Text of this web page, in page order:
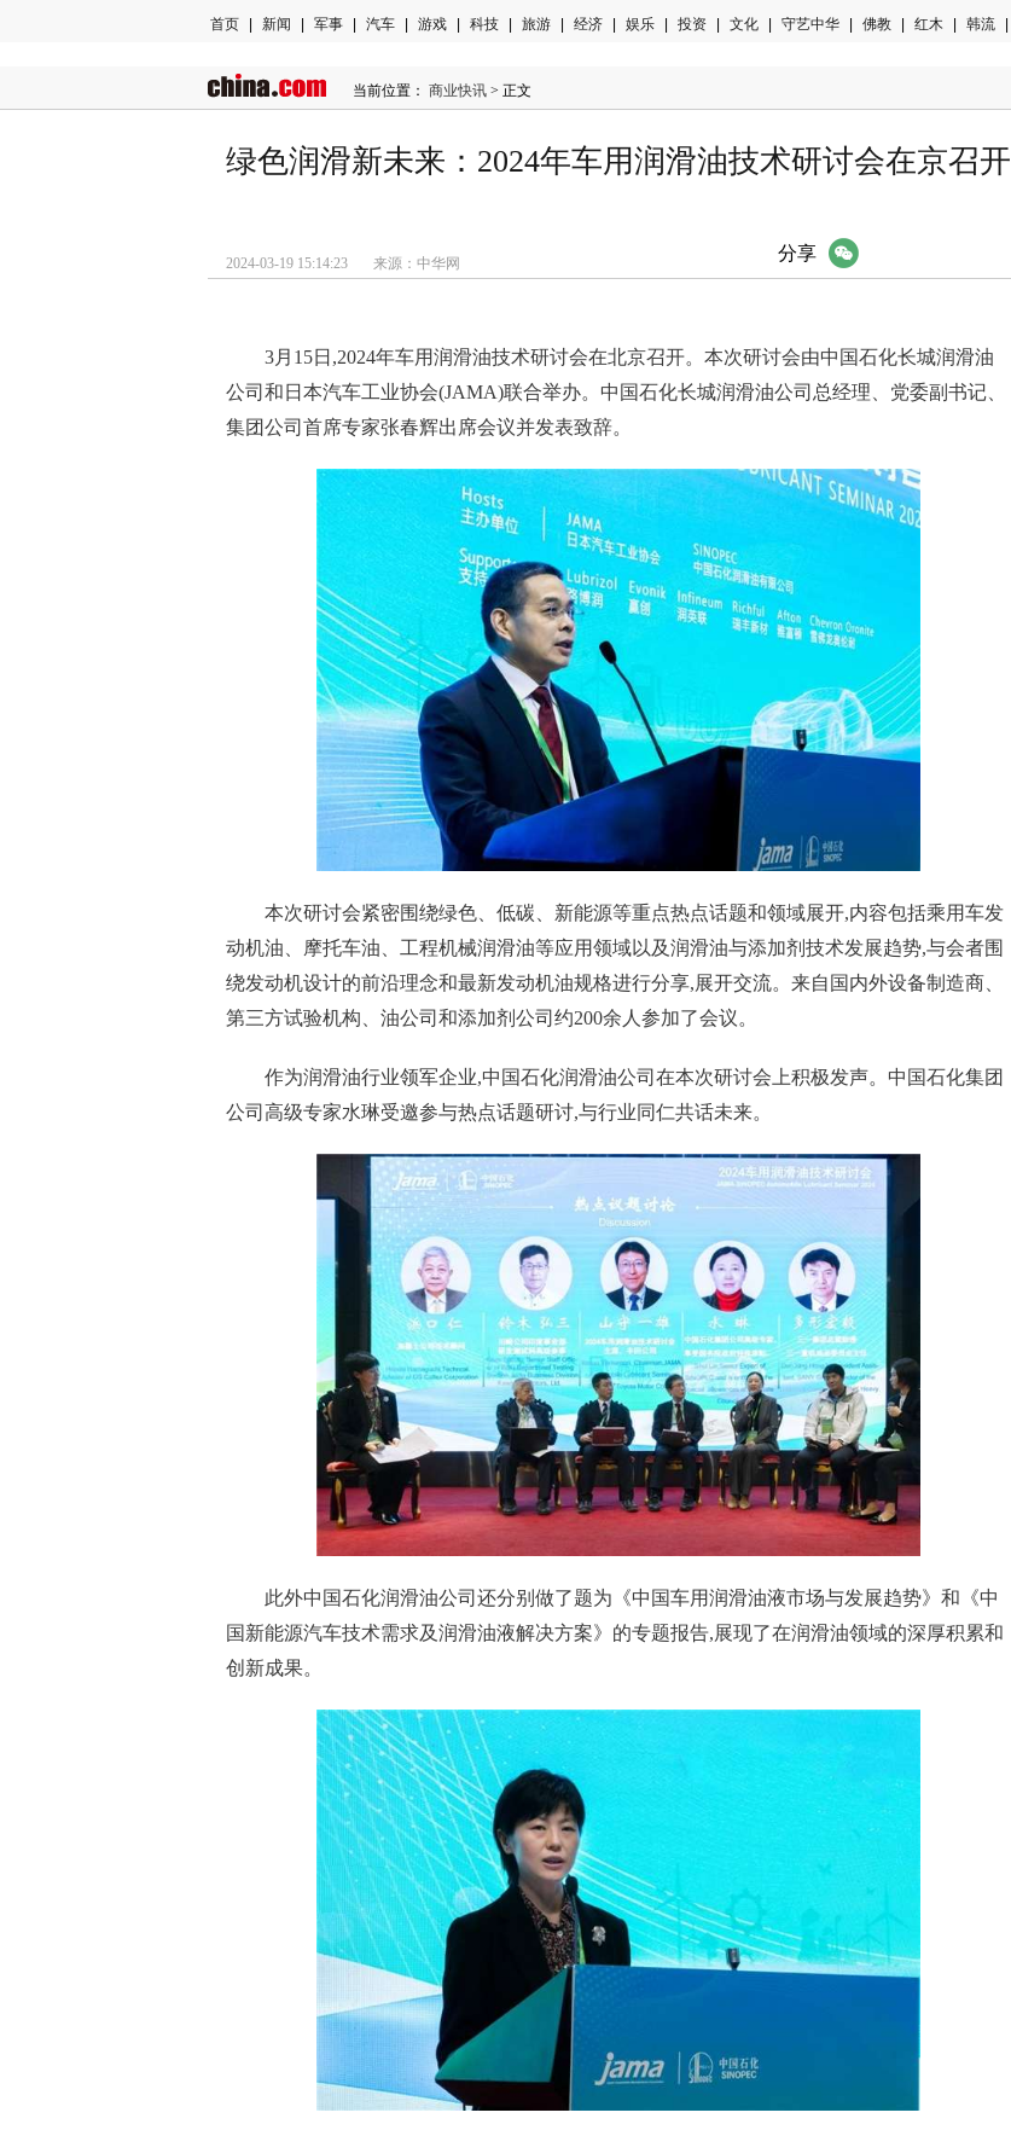
首页 新闻 军事 汽车 游戏 科技 旅游 经济 娱乐 投资 文化 守艺中华 佛教 红木 韩流
当前位置： 商业快讯 > 正文
绿色润滑新未来：2024年车用润滑油技术研讨会在京召开
2024-03-19 15:14:23 来源：中华网 分享
3月15日,2024年车用润滑油技术研讨会在北京召开。本次研讨会由中国石化长城润滑油
公司和日本汽车工业协会(JAMA)联合举办。中国石化长城润滑油公司总经理、党委副 书记
集团公司首席专家张春辉出席会议并发表致辞。
本次研讨会紧密围绕绿色、低碳、新能源等重点热点话题和领域展开,内容包括乘用车发
动机油、摩托车油、工程机械润滑油等应用领域以及润滑油与添加剂技术发展趋势,与会者围
绕发动机设计的前沿理念和最新发动机油规格进行分享,展开交流。来自国内外设备制造商、
第三方试验机构、油公司和添加剂公司约200余人参加了会议。
作为润滑油行业领军企业,中国石化润滑油公司在本次研讨会上积极发声。中国石化集团
公司高级专家水琳受邀参与热点话题研讨,与行业同仁共话未来。
此外中国石化润滑油公司还分别做了题为《中国车用润滑油液市场与发展趋势》和《中
国新能源汽车技术需求及润滑油液解决方案》的专题报告,展现了在润滑油领域的深厚积累和
创新成果。